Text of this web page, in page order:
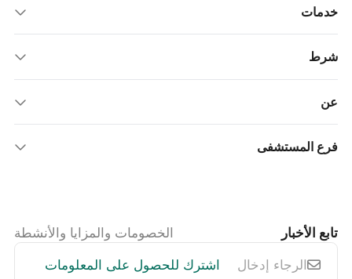
خدمات
شرط
عن
فرع المستشفى
تابع الأخبار
الخصومات والمزايا والأنشطة
اشترك للحصول على المعلومات